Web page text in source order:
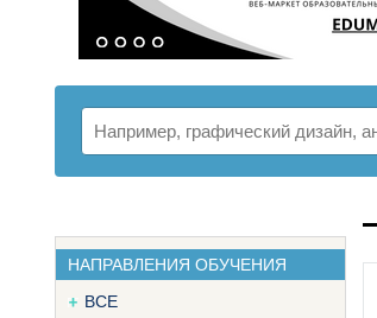
НАПРАВЛЕНИЯ ОБУЧЕНИЯ
ВСЕ